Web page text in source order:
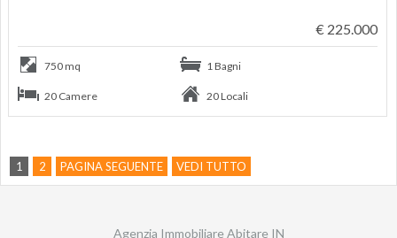
€ 225.000
750 mq 1 Bagni
20 Camere 20 Locali
1 2 PAGINA SEGUENTE VEDI TUTTO
Agenzia Immobiliare Abitare IN